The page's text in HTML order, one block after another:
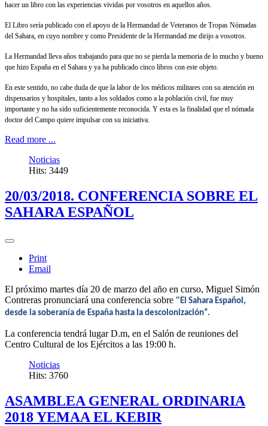
hacer un libro con las experiencias vividas por vosotros en aquellos años.
El Libro sería publicado con el apoyo de la Hermandad de Veteranos de Tropas Nómadas
del Sahara, en cuyo nombre y como Presidente de la Hermandad me dirijo a vosotros.
La Hermandad lleva años trabajando para que no se pierda la memoria de lo mucho y bueno
que hizo España en el Sahara y ya ha publicado cinco libros con este objeto.
En este sentido, no cabe duda de que la labor de los médicos militares con su atención en
dispensarios y hospitales, tanto a los soldados como a la población civil, fue muy
importante y no ha sido suficientemente reconocida. Y esta es la finalidad que el nómada
doctor del Campo quiere impulsar con su iniciativa.
Read more ...
Noticias
Hits: 3449
20/03/2018. CONFERENCIA SOBRE EL
SAHARA ESPAÑOL
Print
Email
El próximo martes día 20 de marzo del año en curso, Miguel Simón
Contreras pronunciará una conferencia sobre "El Sahara Español,
desde la soberanía de España hasta la descolonización”.
La conferencia tendrá lugar D.m, en el Salón de reuniones del
Centro Cultural de los Ejércitos a las 19:00 h.
Noticias
Hits: 3760
ASAMBLEA GENERAL ORDINARIA
2018 YEMAA EL KEBIR